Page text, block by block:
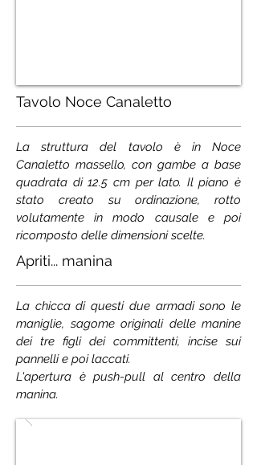
Tavolo Noce Canaletto
La struttura del tavolo è in Noce
Canaletto massello, con gambe a base
quadrata di 12.5 cm per lato. Il piano è
stato creato su ordinazione, rotto
volutamente in modo causale e poi
ricomposto delle dimensioni scelte.
Apriti... manina
La chicca di questi due armadi sono le
maniglie, sagome originali delle manine
dei tre figli dei committenti, incise sui
pannelli e poi laccati.
L'apertura èpush-pull al centro della
manina.